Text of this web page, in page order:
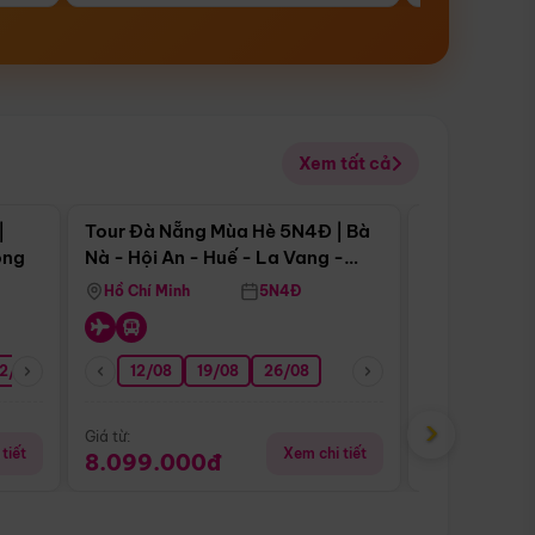
Xem tất cả
08 26/08 05/09 09/09 12/09
tiết
Điểm nổi bật
Tour Đà Nẵng Mùa Hè 5N4Đ | Bà
Nà - Hội An - Huế - La Vang -
Động Thiên Đường
Hồ Chí Minh 5N4Đ
12/08 19/08 26/08
Giá từ:
8.099.000đ Xem chi tiết
Giá từ:
›